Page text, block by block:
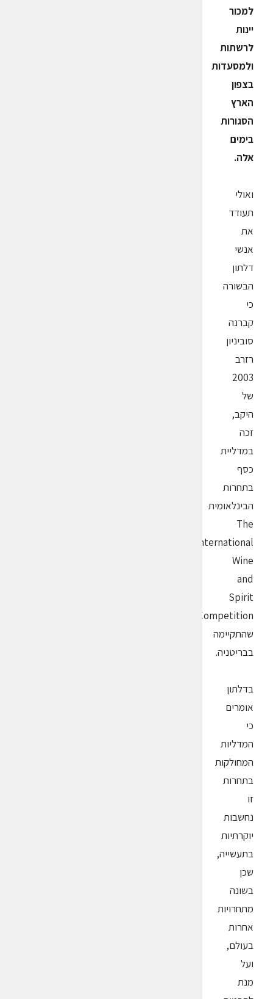
למכור
יינות
לרשתות
ולמסעדות
בצפון
הארץ
הסגורות
בימים
אלה.
ואולי
תעודד
את
אנשי
דלתון
הבשורה
כי
קברנה
סוביניון
רזרב
2003
של
היקב,
זכה
במדליית
כסף
בתחרות
הבינלאומית
The
International
Wine
and
Spirit
Competition
שהתקיימה
בבריטניה.
בדלתון
אומרים
כי
המדליות
המחולקות
בתחרות
זו
נחשבות
יוקרתיות
בתעשייה,
שכן
בשונה
מתחרויות
אחרות
בעולם,
ועל
מנת